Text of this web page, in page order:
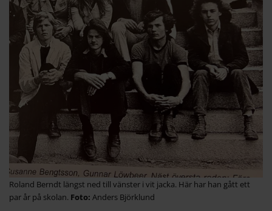
Roland Berndt längst ned till vänster i vit jacka. Här har han gått ett
par år på skolan.
Anders Björklund